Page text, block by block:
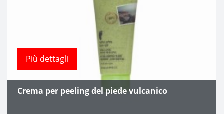
Più dettagli
Crema per peeling del piede vulcanico